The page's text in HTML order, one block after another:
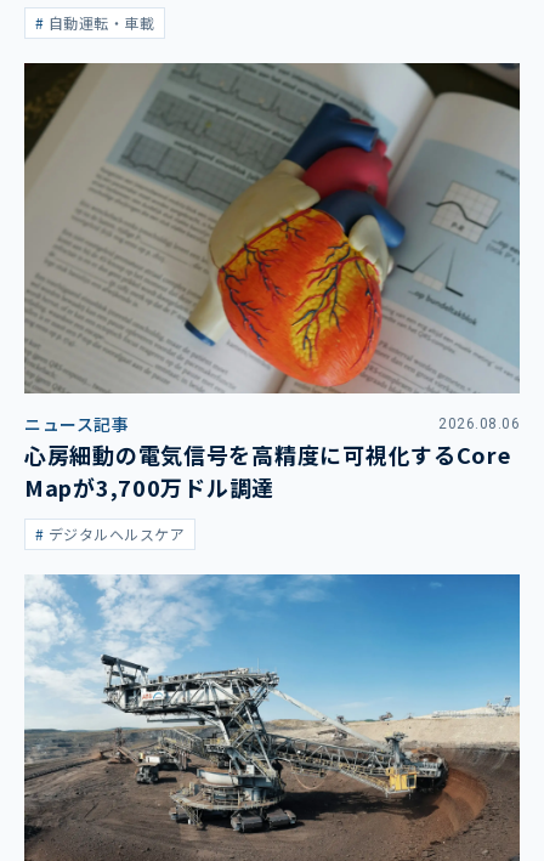
自動運転・車載
ニュース記事 2026.08.06
心房細動の電気信号を高精度に可視化するCore
Mapが3,700万ドル調達
デジタルヘルスケア